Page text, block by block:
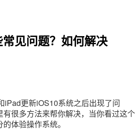
见问题？如何解决
更新iOS10系统之后出现了问
很多方法来帮你解决，当你看过这个
体验操作系统。